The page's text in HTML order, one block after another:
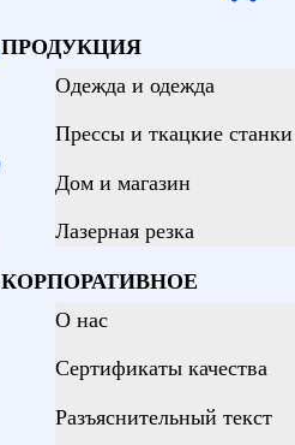
ПРОДУКЦИЯ
Одежда и одежда
Прессы и ткацкие
Дом и магазин
Лазерная резка
КОРПОРАТИВНОЕ
О нас
Сертификаты качества
Разъяснительный текст